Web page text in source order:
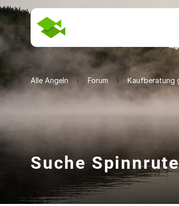
Alle Angeln Forum Kaufberatung
Suche